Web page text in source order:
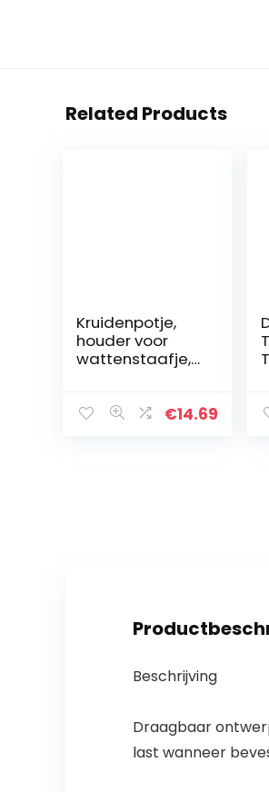
Related Products
Kruidenpotje,
houder voor
wattenstaafje,
tandenstoker,
€14.69
Beschrijving
Draagbaar
last wanneer